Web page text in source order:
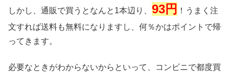
しかし、通販で買うとなんと1本辺り、 93円
！うまく注
文すれば送料も無料になりますし、何％かはポイントで帰
ってきます。
必要なときがわからないからといって、コンビニで都度買